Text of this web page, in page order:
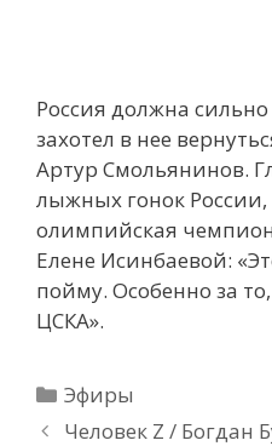
Россия должна сильно
захотел в нее
Артур Смольянинов.
лыжных гонок России,
олимпийская
Елене Исинбаевой:
пойму. Особенно за
ЦСКА».
Рубрики
Эфиры
Человек Z / Богдан